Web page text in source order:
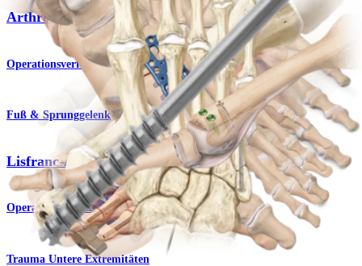
Arthrodese des Interphalangealgelenks
Operationsverfahren
Fuß & Sprunggelenk
Lisfranc-Arthrodese
Operationsverfahren
Trauma Untere Extremitäten